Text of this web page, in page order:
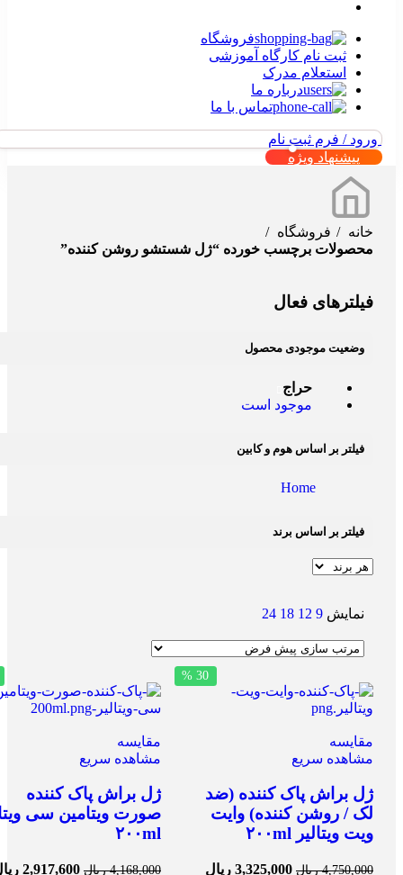
فروشگاه
ثبت نام کارگاه آموزشی
استعلام مدرک
درباره ما
تماس با ما
ورود / فرم ثبت نام
پیشنهاد ویژه
خانه
فروشگاه
محصولات برچسب خورده “ژل شستشو روشن کننده”
فیلترهای فعال
وضعیت موجودی محصول
حراج
موجود است
فیلتر بر اساس هوم و کابین
Home
فیلتر بر اساس برند
نمایش 9
12
18
24
30 %
مقایسه
مشاهده سریع
ژل براش پاک کننده (ضد
لک / روشن کننده) وایت
ویت ویتالیر ۲۰۰ml
4,750,000 ریال 3,325,000 ریال
مقایسه
مشاهده سریع
ژل براش پاک کننده
صورت ویتامین سی
۲۰۰ml
4,168,000 ریال 2,917,600